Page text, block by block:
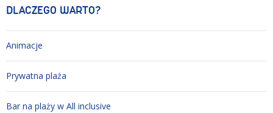
DLACZEGO WARTO?
Animacje
Prywatna plaża
Bar na plaży w All inclusive